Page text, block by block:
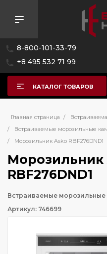
8-800-101-33-79
+8 495 532 71 99
КАТАЛОГ ТОВАРОВ
Главная страница /
/
Встраиваемые морозильные
/
Морозильник Asko RBF276DND1
Морозильник
RBF276DND1
Встраиваемые морозильные
Артикул: 746699